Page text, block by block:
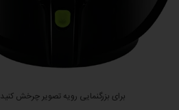
برای بزرگنمایی رویه تصویر چرخش کنید